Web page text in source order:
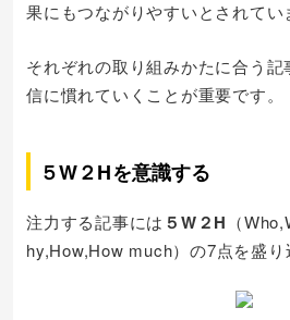
果にもつながりやすいとされてい
それぞれの取り組みかたに合う
信に慣れていくことが重要です。
５W２Hを意識する
注力する記事には ５W２H （
hy,How,How much）の7点を盛り